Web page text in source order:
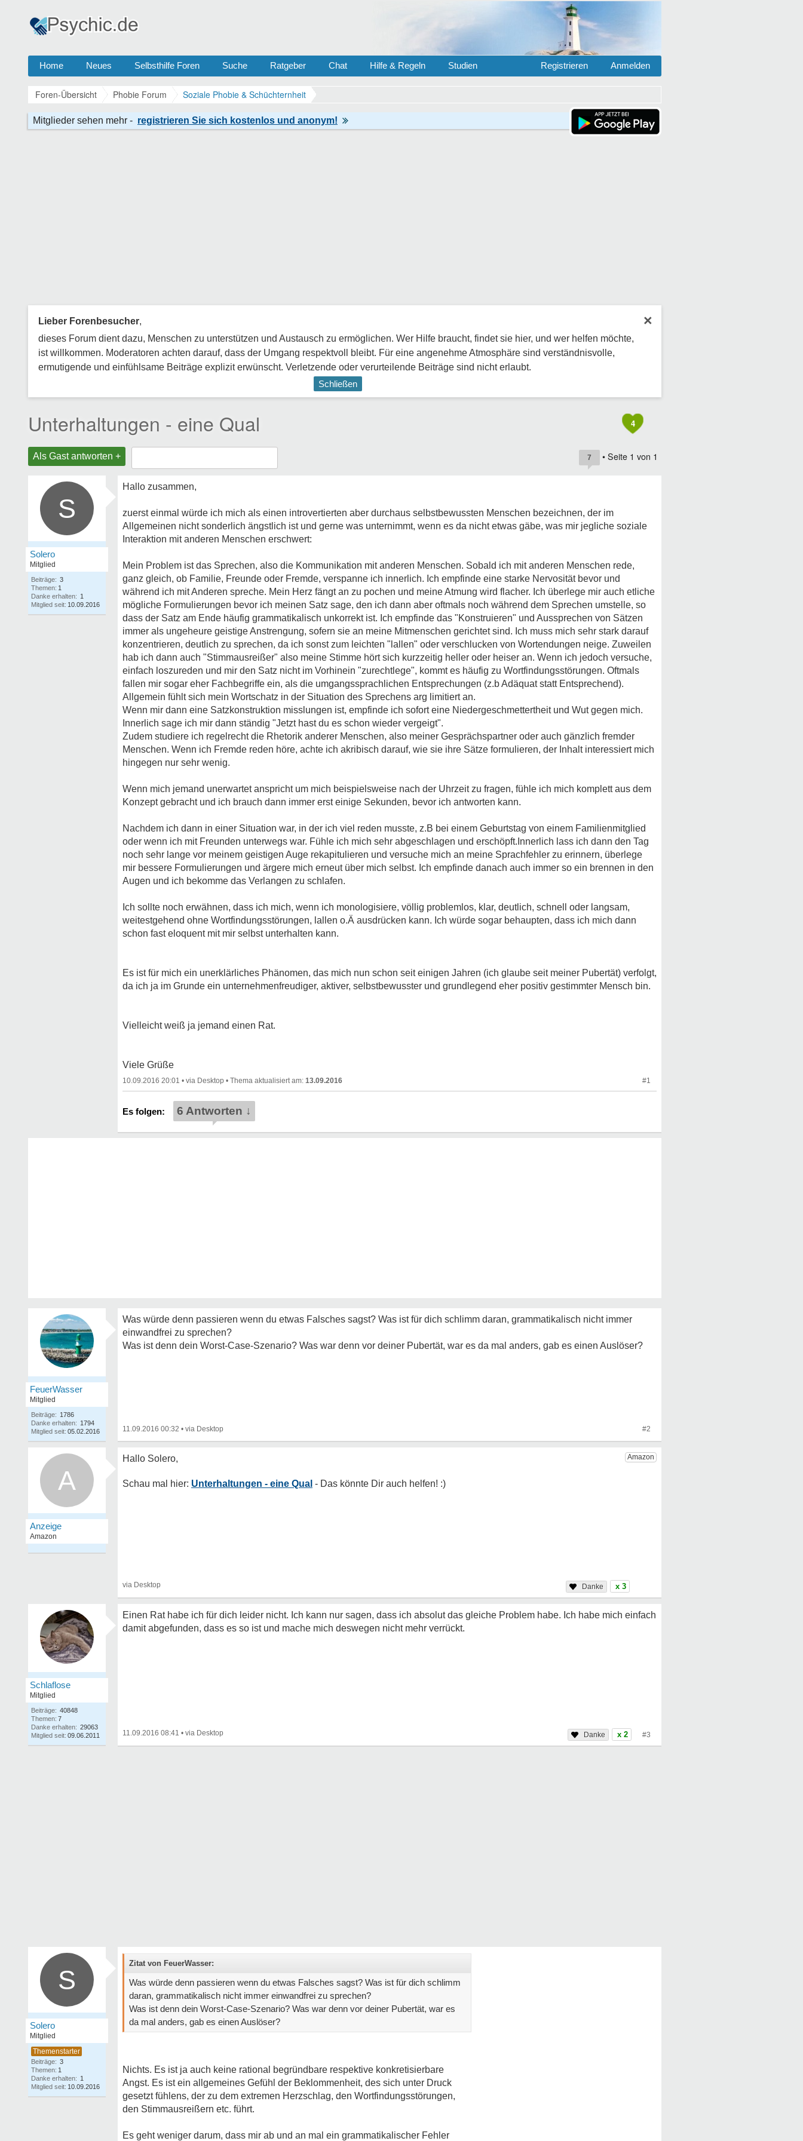
Home Neues Selbsthilfe Foren Suche Ratgeber Chat Hilfe & Regeln Studien Anmelden
Registrieren
Foren-Übersicht Phobie Forum Soziale Phobie & Schüchternheit
×
Lieber Forenbesucher,
dieses Forum dient dazu, Menschen zu unterstützen und Austausch zu ermöglichen. Wer Hilfe braucht, findet sie hier, und wer helfen möchte,
ist willkommen. Moderatoren achten darauf, dass der Umgang respektvoll bleibt. Für eine angenehme Atmosphäre sind verständnisvolle,
ermutigende und einfühlsame Beiträge explizit erwünscht. Verletzende oder verurteilende Beiträge sind nicht erlaubt.
Schließen
4
Unterhaltungen - eine Qual
Als Gast antworten + 7 • Seite 1 von 1
S
Solero
Mitglied
Beiträge: 3
Themen: 1
Danke erhalten: 1
Mitglied seit: 10.09.2016
Hallo zusammen,
zuerst einmal würde ich mich als einen introvertierten aber durchaus selbstbewussten Menschen bezeichnen, der im
Allgemeinen nicht sonderlich ängstlich ist und gerne was unternimmt, wenn es da nicht etwas gäbe, was mir jegliche soziale
Interaktion mit anderen Menschen erschwert:
Mein Problem ist das Sprechen, also die Kommunikation mit anderen Menschen. Sobald ich mit anderen Menschen rede,
ganz gleich, ob Familie, Freunde oder Fremde, verspanne ich innerlich. Ich empfinde eine starke Nervosität bevor und
während ich mit Anderen spreche. Mein Herz fängt an zu pochen und meine Atmung wird flacher. Ich überlege mir auch etliche
mögliche Formulierungen bevor ich meinen Satz sage, den ich dann aber oftmals noch während dem Sprechen umstelle, so
dass der Satz am Ende häufig grammatikalisch unkorrekt ist. Ich empfinde das "Konstruieren" und Aussprechen von Sätzen
immer als ungeheure geistige Anstrengung, sofern sie an meine Mitmenschen gerichtet sind. Ich muss mich sehr stark darauf
konzentrieren, deutlich zu sprechen, da ich sonst zum leichten "lallen" oder verschlucken von Wortendungen neige. Zuweilen
hab ich dann auch "Stimmausreißer" also meine Stimme hört sich kurzzeitig heller oder heiser an. Wenn ich jedoch versuche,
einfach loszureden und mir den Satz nicht im Vorhinein "zurechtlege", kommt es häufig zu Wortfindungsstörungen. Oftmals
fallen mir sogar eher Fachbegriffe ein, als die umgangssprachlichen Entsprechungen (z.b Adäquat statt Entsprechend).
Allgemein fühlt sich mein Wortschatz in der Situation des Sprechens arg limitiert an.
Wenn mir dann eine Satzkonstruktion misslungen ist, empfinde ich sofort eine Niedergeschmettertheit und Wut gegen mich.
Innerlich sage ich mir dann ständig "Jetzt hast du es schon wieder vergeigt".
Zudem studiere ich regelrecht die Rhetorik anderer Menschen, also meiner Gesprächspartner oder auch gänzlich fremder
Menschen. Wenn ich Fremde reden höre, achte ich akribisch darauf, wie sie ihre Sätze formulieren, der Inhalt interessiert mich
hingegen nur sehr wenig.
Wenn mich jemand unerwartet anspricht um mich beispielsweise nach der Uhrzeit zu fragen, fühle ich mich komplett aus dem
Konzept gebracht und ich brauch dann immer erst einige Sekunden, bevor ich antworten kann.
Nachdem ich dann in einer Situation war, in der ich viel reden musste, z.B bei einem Geburtstag von einem Familienmitglied
oder wenn ich mit Freunden unterwegs war. Fühle ich mich sehr abgeschlagen und erschöpft.Innerlich lass ich dann den Tag
noch sehr lange vor meinem geistigen Auge rekapitulieren und versuche mich an meine Sprachfehler zu erinnern, überlege
mir bessere Formulierungen und ärgere mich erneut über mich selbst. Ich empfinde danach auch immer so ein brennen in den
Augen und ich bekomme das Verlangen zu schlafen.
Ich sollte noch erwähnen, dass ich mich, wenn ich monologisiere, völlig problemlos, klar, deutlich, schnell oder langsam,
weitestgehend ohne Wortfindungsstörungen, lallen o.Ä ausdrücken kann. Ich würde sogar behaupten, dass ich mich dann
schon fast eloquent mit mir selbst unterhalten kann.
Es ist für mich ein unerklärliches Phänomen, das mich nun schon seit einigen Jahren (ich glaube seit meiner Pubertät) verfolgt,
da ich ja im Grunde ein unternehmenfreudiger, aktiver, selbstbewusster und grundlegend eher positiv gestimmter Mensch bin.
Vielleicht weiß ja jemand einen Rat.
Viele Grüße
10.09.2016 20:01 • • 13.09.2016 #1
6 Antworten ↓
FeuerWasser
Mitglied
Beiträge: 1786
Danke erhalten: 1794
Mitglied seit: 05.02.2016
Was würde denn passieren wenn du etwas Falsches sagst? Was ist für dich schlimm daran, grammatikalisch nicht immer
einwandfrei zu sprechen?
Was ist denn dein Worst-Case-Szenario? Was war denn vor deiner Pubertät, war es da mal anders, gab es einen Auslöser?
11.09.2016 00:32 • #2
A Unterhaltungen - eine Qual
x 3
Schlaflose
Mitglied
Beiträge: 40848
Themen: 7
Danke erhalten: 29063
Mitglied seit: 09.06.2011
Einen Rat habe ich für dich leider nicht. Ich kann nur sagen, dass ich absolut das gleiche Problem habe. Ich habe mich einfach
damit abgefunden, dass es so ist und mache mich deswegen nicht mehr verrückt.
11.09.2016 08:41 • x 2 #3
S
Solero
Mitglied
Beiträge: 3
Themen: 1
Danke erhalten: 1
Mitglied seit: 10.09.2016
Zitat von FeuerWasser:
Was würde denn passieren wenn du etwas Falsches sagst? Was ist für dich schlimm
daran, grammatikalisch nicht immer einwandfrei zu sprechen?
Was ist denn dein Worst-Case-Szenario? Was war denn vor deiner Pubertät, war es
da mal anders, gab es einen Auslöser?
Nichts. Es ist ja auch keine rational begründbare respektive konkretisierbare
Angst. Es ist ein allgemeines Gefühl der Beklommenheit, des sich unter Druck
gesetzt fühlens, der zu dem extremen Herzschlag, den Wortfindungsstörungen,
den Stimmausreißern etc. führt.
Es geht weniger darum, dass mir ab und an mal ein grammatikalischer Fehler